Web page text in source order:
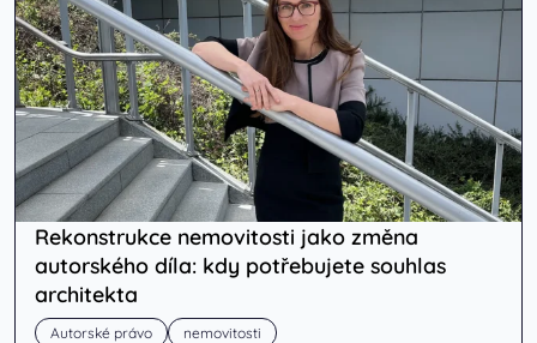
Rekonstrukce nemovitosti jako změna
autorského díla: kdy potřebujete souhlas
architekta
Autorské právo nemovitosti